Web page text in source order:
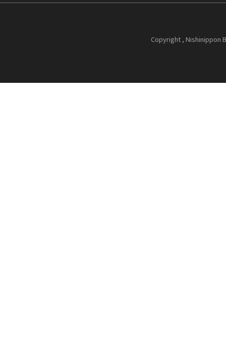
Copyright , Nishinippon